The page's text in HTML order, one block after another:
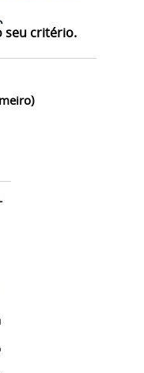
seu critério.